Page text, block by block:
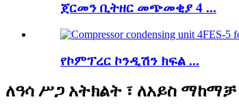
ጀርመን ቢትዘር መጭመቂያ 4 ...
የኮምፕረር ኮንዲሽን ክፍል ...
ለዓሳ ሥጋ አትክልት ፣ ለአይስ